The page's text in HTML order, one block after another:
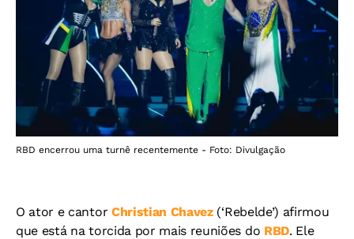
RBD encerrou uma turnê recentemente - Foto: Divulgação
O ator e cantor Christian Chavez(‘Rebelde’) afirmou
que está na torcida por mais reuniões do RBD. Ele